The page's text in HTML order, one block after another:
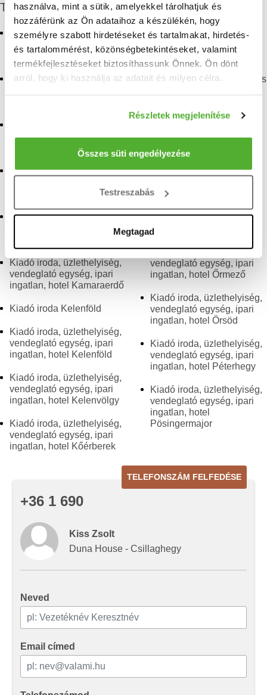
használva, mint a sütik, amelyekkel tárolhatjuk és
hozzáférünk az Ön adataihoz a készülékén, hogy
személyre szabott hirdetéseket és tartalmakat, hirdetés-
és tartalommérést, közönségbetekintéseket, valamint
termékfejlesztéseket biztosíthassunk Önnek. Ön dönt
arról, hogy ki használja az adatait és milyen célra.
Információgyűjtés az Ön földrajzi elhelyezkedéséről
pár méteres pontossággal
Az Ön készülékén beazonosítása annak konkrét
módjairól és adja meg preferenciáit a
pontban. Bármikor módosíthatja vagy visszavonhatja a
szabásához, közösségi funkciók biztosításához,
valamint weboldalforgalmunk elemzéséhez. Ezenkívül
közösségi média-, hirdető- és elemező partnereinkkel
megosztjuk az Ön weboldalhasználatra vonatkozó
adatait, akik kombinálhatják az adatokat más olyan
adatokkal, amelyeket Ön adott meg számukra vagy az
Ön által használt más szolgáltatásokból gyűjtöttek.
Részletek megjelenítése
Összes süti engedélyezése
Testreszabás
Megtagad
További albérletek
Kiadó iroda, üzlethelyiség,
vendeglató egység, ipari
ingatlan, hotel Gellérthegy
Kiadó iroda, üzlethelyiség,
vendeglató egység, ipari
ingatlan, hotel Dobogó
Kiadó iroda, üzlethelyiség,
ingatlan, hotel Gazdagrét
Kiadó iroda, üzlethelyiség,
Kiadó iroda, üzlethelyiség,
vendeglató egység, ipari
ingatlan, hotel Kamaraerdő
Kiadó iroda Kelenföld
Kiadó iroda, üzlethelyiség,
vendeglató egység, ipari
ingatlan, hotel Kelenföld
Kiadó iroda, üzlethelyiség,
vendeglató egység, ipari
ingatlan, hotel Kelenvölgy
Kiadó iroda, üzlethelyiség,
vendeglató egység, ipari
ingatlan, hotel Kőérberek
Kiadó iroda Lágymányos
Kiadó iroda, üzlethelyiség,
vendeglató egység, ipari
ingatlan, hotel Lágymányos
vendeglató egység, ipari
Kiadó iroda, üzlethelyiség,
vendeglató egység, ipari
ingatlan, hotel Nádorkert
Kiadó iroda Őrmező
Kiadó üzlethelyiség
Őrmező
Kiadó iroda, üzlethelyiség,
vendeglató egység, ipari
ingatlan, hotel Őrmező
Kiadó iroda, üzlethelyiség,
vendeglató egység, ipari
ingatlan, hotel Örsöd
Kiadó iroda, üzlethelyiség,
vendeglató egység, ipari
ingatlan, hotel Péterhegy
Kiadó iroda, üzlethelyiség,
vendeglató egység, ipari
ingatlan, hotel
Pösingermajor
+36 1 690
TELEFONSZÁM FELFEDÉSE
Kiss Zsolt
Duna House - Csillaghegy
Neved
Email címed